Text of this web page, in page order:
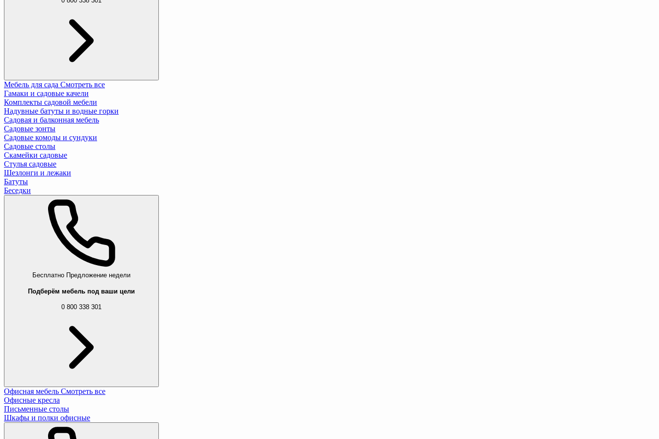
Мебель для сада Смотреть все
Гамаки и садовые качели
Комплекты садовой мебели
Надувные батуты и водные горки
Садовая и балконная мебель
Садовые зонты
Садовые комоды и сундуки
Садовые столы
Скамейки садовые
Стулья садовые
Шезлонги и лежаки
Батуты
Беседки
Бесплатно Предложение недели
Подберём мебель под ваши цели
0 800 338 301
Офисная мебель Смотреть все
Офисные кресла
Письменные столы
Шкафы и полки офисные